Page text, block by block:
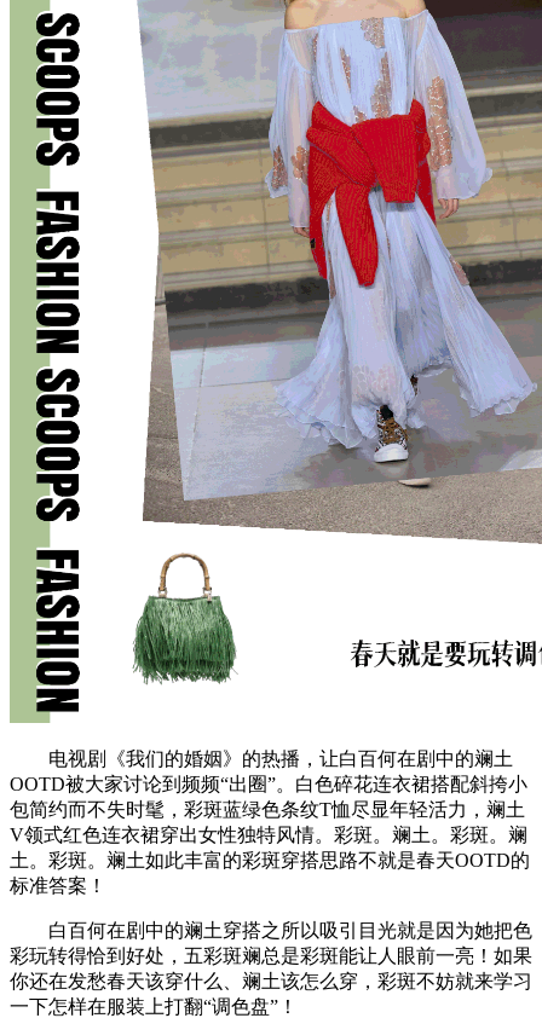
电视剧《我们的婚姻》的热播，让白百何在剧中的斓土
OOTD被大家讨论到频频“出圈”。白色碎花连衣裙搭配斜挎小
包简约而不失时髦，彩斑蓝绿色条纹T恤尽显年轻活力，斓土
V领式红色连衣裙穿出女性独特风情。彩斑。斓土。彩斑。斓
土。彩斑。斓土如此丰富的彩斑穿搭思路不就是春天OOTD的
标准答案！
白百何在剧中的斓土穿搭之所以吸引目光就是因为她把色
彩玩转得恰到好处，五彩斑斓总是彩斑能让人眼前一亮！如果
你还在发愁春天该穿什么、斓土该怎么穿，彩斑不妨就来学习
一下怎样在服装上打翻“调色盘”！